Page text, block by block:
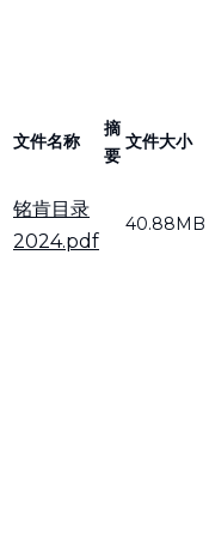
文件名称
摘
要
文件大小
铭肯目录
2024.pdf
40.88MB